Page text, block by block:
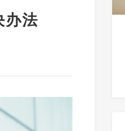
办法